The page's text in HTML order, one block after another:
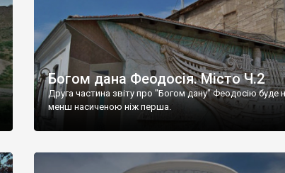
Богом дана Феодосія. Місто Ч.2
Друга частина звіту про "Богом дану" Феодосію буде
менш насиченою ніж перша.